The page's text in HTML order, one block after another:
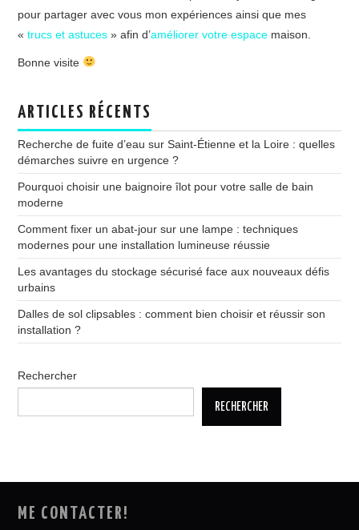
pour partager avec vous mon expériences ainsi que mes
«trucs et astuces » afin d’améliorer votre espace maison.
Bonne visite
ARTICLES RÉCENTS
Recherche de fuite d’eau sur Saint-Étienne et la Loire : quelles
démarches suivre en urgence ?
Pourquoi choisir une baignoire îlot pour votre salle de bain
moderne
Comment fixer un abat-jour sur une lampe : techniques
modernes pour une installation lumineuse réussie
Les avantages du stockage sécurisé face aux nouveaux défis
urbains
Dalles de sol clipsables : comment bien choisir et réussir son
installation ?
Rechercher
RECHERCHER
ME CONTACTER!